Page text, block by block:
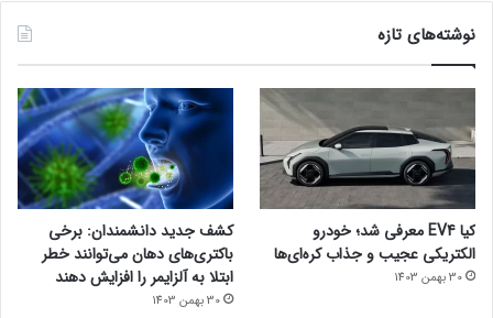
نوشته‌های تازه
کیا EV4 معرفی شد؛ خودرو
الکتریکی عجیب و جذاب کره‌ای‌ها
30 بهمن 1403
کشف جدید دانشمندان: برخی
باکتری‌های دهان می‌توانند خطر
ابتلا به آلزایمر را افزایش دهند
30 بهمن 1403